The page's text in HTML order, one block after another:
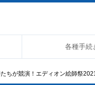
各種手続
ちが競演！エディオン絵師祭